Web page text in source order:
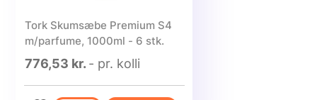
Tork Skumsæbe Premium S4
m/parfume, 1000ml - 6 stk.
776,53 kr. - pr. kolli